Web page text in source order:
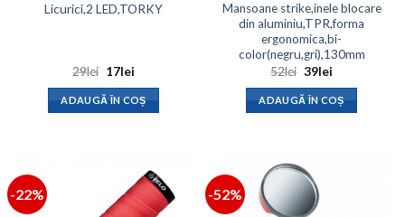
Licurici,2 LED,TORKY
29lei Prețul
a
fost:
29lei.
17leiPrețul
este:
17lei.
ADAUGĂ ÎN COȘ
Mansoane strike,inele blocare
din aluminiu,TPR,forma
ergonomica,bi-
color(negru,gri),130mm
52lei Prețul
a
fost:
52lei.
39leiPrețul
este:
39lei.
ADAUGĂ ÎN COȘ
-22% -52%